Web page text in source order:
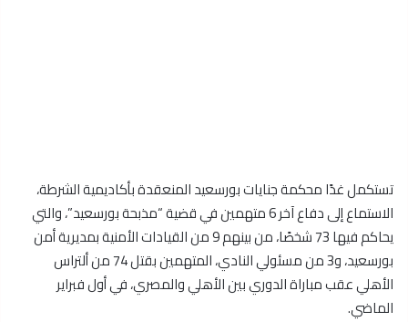
تستكمل غدًا محكمة جنايات بورسعيد المنعقدة بأكاديمية الشرطة،
الاستماع إلى دفاع آخر 6 متهمين في قضية “مذبحة بورسعيد”، والتي
يحاكم فيها 73 شخصًا، من بينهم 9 من القيادات الأمنية بمديرية أمن
بورسعيد، و3 من مسئولي النادي، المتهمين بقتل 74 من ألتراس
الأهلي عقب مباراة الدوري بين الأهلي والمصري، في أول فبراير
الماضي.